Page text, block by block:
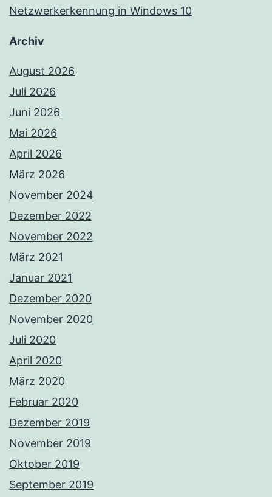
Netzwerkerkennung in Windows 10
Archiv
August 2026
Juli 2026
Juni 2026
Mai 2026
April 2026
März 2026
November 2024
Dezember 2022
November 2022
März 2021
Januar 2021
Dezember 2020
November 2020
Juli 2020
April 2020
März 2020
Februar 2020
Dezember 2019
November 2019
Oktober 2019
September 2019